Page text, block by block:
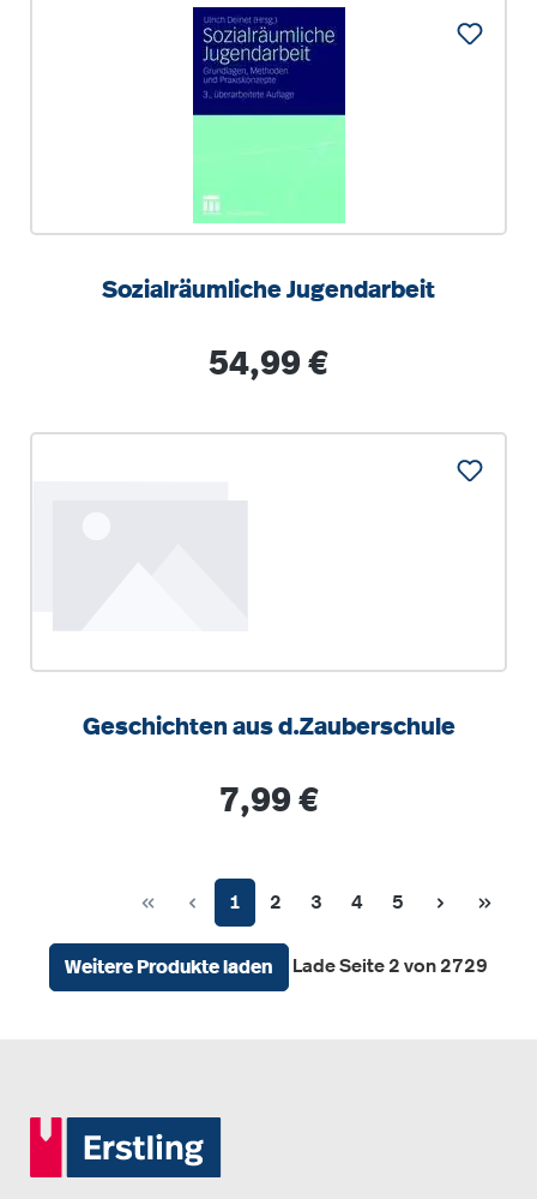
Sozialräumliche Jugendarbeit
Regulärer Preis:
54,99 €
Geschichten aus d.Zauberschule
Regulärer Preis:
7,99 €
Seite
1 Seite
2 Seite
3 Seite
4 Seite
5
Weitere Produkte laden Lade Seite 2 von 2729